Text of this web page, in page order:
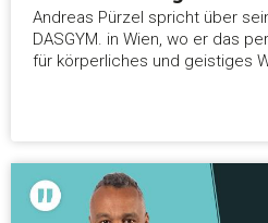
Andreas Pürzel spricht über
DASGYM. in Wien, wo er das
für körperliches und geistiges